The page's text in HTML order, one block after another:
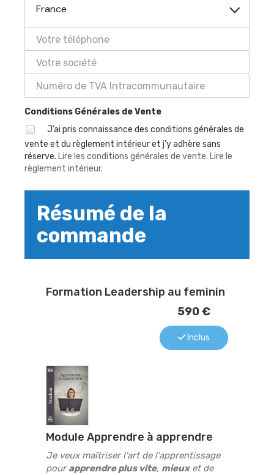
France
Conditions Générales de Vente
J’ai pris connaissance des conditions générales de
vente et du règlement intérieur et j’y adhère sans
réserve. Lire les conditions générales de vente. Lire le
règlement intérieur.
Résumé de la
commande
Formation Leadership au feminin
590 €
Inclus
Module Apprendre à apprendre
Je veux maîtriser l'art de l'apprentissage
pourapprendre plus vite, mieuxet de